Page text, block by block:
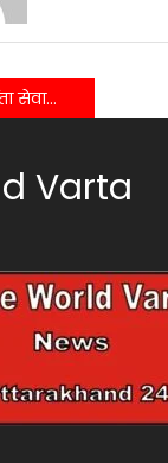
को दी गई भावभीनी विदाई……
Varta